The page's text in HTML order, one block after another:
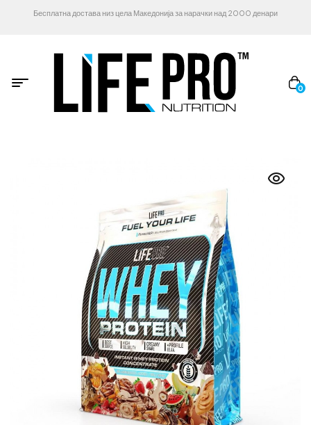
Бесплатна достава низ цела Македонија за нарачки над 2000 денари
0